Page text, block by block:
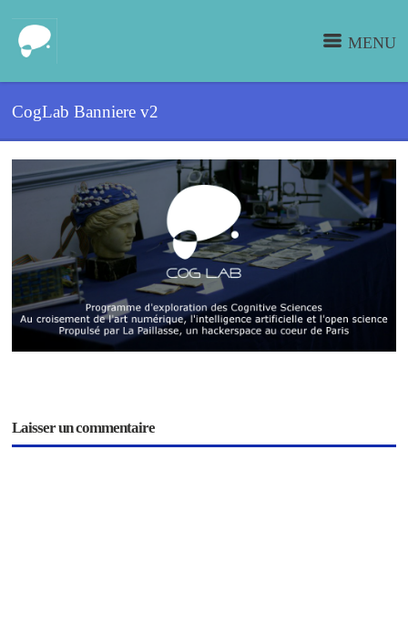
MENU
CogLab Banniere v2
Laisser un commentaire